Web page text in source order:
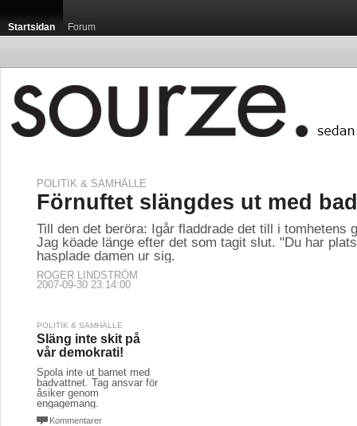
Startsidan Forum
POLITIK & SAMHÄLLE
Förnuftet slängdes ut med
Till den det beröra: Igår fladdrade det till i tomhetens
Jag köade länge efter det som tagit slut. "Du har
hasplade damen ur sig.
ROGER LINDSTRÖM
2007-09-30 23:14:00
POLITIK & SAMHÄLLE
Släng inte skit på
vår demokrati!
Spola inte ut barnet med
badvattnet. Tag ansvar för
åsiker genom
engagemang.
Kommentarer